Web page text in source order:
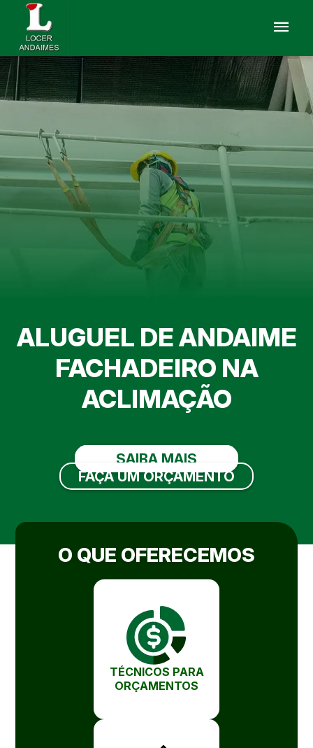
ALUGUEL DE ANDAIME
FACHADEIRO NA
ACLIMAÇÃO
SAIBA MAIS
FAÇA UM ORÇAMENTO
O QUE OFERECEMOS
TÉCNICOS PARA
ORÇAMENTOS